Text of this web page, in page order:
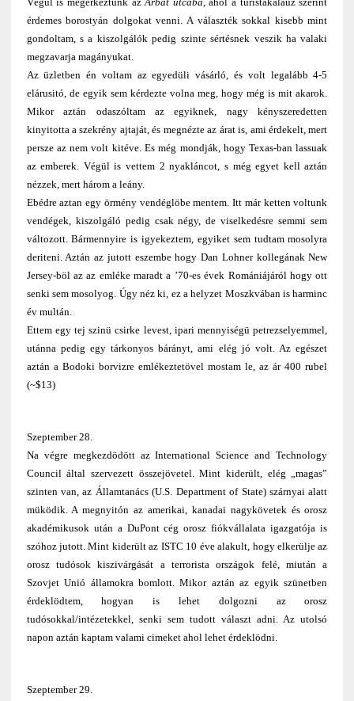
érdemes borostyán dolgokat venni. A választék sokkal kisebb mint
gondoltam, s a kiszolgálók pedig szinte sértésnek veszik ha valaki
megzavarja magányukat.
Az üzletben én voltam az egyedüli vásárló, és volt legalább 4-5
elárusitó, de egyik sem kérdezte volna meg, hogy még is mit akarok.
Mikor aztán odaszóltam az egyiknek, nagy kényszeredetten
kinyitotta a szekrény ajtaját, és megnézte az árat is, ami érdekelt, mert
persze az nem volt kitéve. Es még mondják, hogy Texas-ban lassuak
az emberek. Végül is vettem 2 nyakláncot, s még egyet kell aztán
nézzek, mert három a leány.
Ebédre aztan egy örmény vendéglöbe mentem. Itt már ketten voltunk
vendégek, kiszolgáló pedig csak négy, de viselkedésre semmi sem
változott. Bármennyire is igyekeztem, egyiket sem tudtam mosolyra
deriteni. Aztán az jutott eszembe hogy Dan Lohner kollegának New
Jersey-böl az az emléke maradt a ’70-es évek Romániájáról hogy ott
senki sem mosolyog. Úgy néz ki, ez a helyzet Moszkvában is harminc
év multán.
Ettem egy tej szinü csirke levest, ipari mennyiségü petrezselyemmel,
utánna pedig egy tárkonyos bárányt, ami elég jó volt. Az egészet
aztán a Bodoki borvizre emlékeztetövel mostam le, az ár 400 rubel
(~$13)
Szeptember 28.
Na végre megkezdödött az International Science and Technology
Council által szervezett összejövetel. Mint kiderült, elég „magas”
szinten van, az Államtanács (U.S. Department of State) szárnyai alatt
müködik. A megnyitón az amerikai, kanadai nagykövetek és orosz
akadémikusok után a DuPont cég orosz fiókvállalata igazgatója is
szóhoz jutott. Mint kiderült az ISTC 10 éve alakult, hogy elkerülje az
orosz tudósok kiszivárgását a terrorista országok felé, miután a
Szovjet Unió államokra bomlott. Mikor aztán az egyik szünetben
érdeklödtem, hogyan is lehet dolgozni az orosz
tudósokkal/intézetekkel, senki sem tudott választ adni. Az utolsó
napon aztán kaptam valami cimeket ahol lehet érdeklödni.
Szeptember 29.